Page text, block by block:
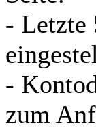
- Letzte
-
zum